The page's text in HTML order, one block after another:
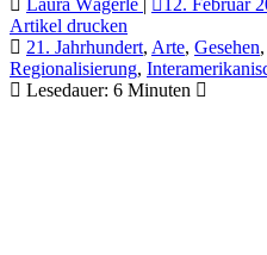
Laura Wägerle | 12. Februar
Artikel drucken
21. Jahrhundert, Arte, Gesehen,
Regionalisierung,
Lesedauer: 6 Minuten